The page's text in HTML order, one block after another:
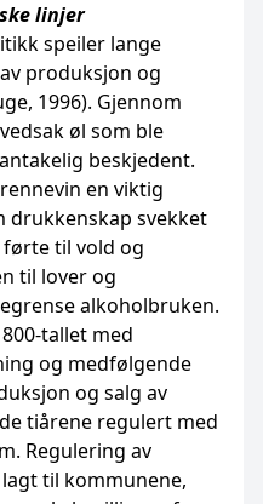
linjer
speiler lange
produksjon og
1996). Gjennom
øl som ble
beskjedent.
en viktig
drukkenskap svekket
til vold og
til lover og
alkoholbruken.
tallet med
og medfølgende
og salg av
tiårene regulert med
Regulering av
til kommunene,